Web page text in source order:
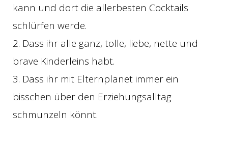
kann und dort die allerbesten Cocktails
schlürfen werde.
2. Dass ihr alle ganz, tolle, liebe, nette und
brave Kinderleins habt.
3. Dass ihr mit Elternplanet immer ein
bisschen über den Erziehungsalltag
schmunzeln könnt.